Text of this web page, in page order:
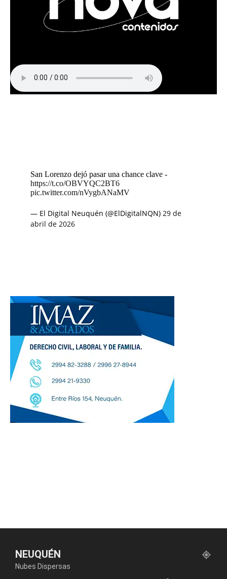
San Lorenzo dejó pasar una chance clave -
https://t.co/OBVYQC2BT6
pic.twitter.com/nVygbANaMV
— El Digital Neuquén (@ElDigitalNQN) 29 de
abril de 2026
NEUQUÉN
Nubes Dispersas